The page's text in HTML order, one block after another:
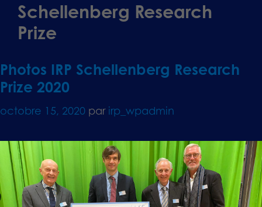
Schellenberg Research
Prize
Photos IRP Schellenberg Research
Prize 2020
octobre 15, 2020 par irp_wpadmin